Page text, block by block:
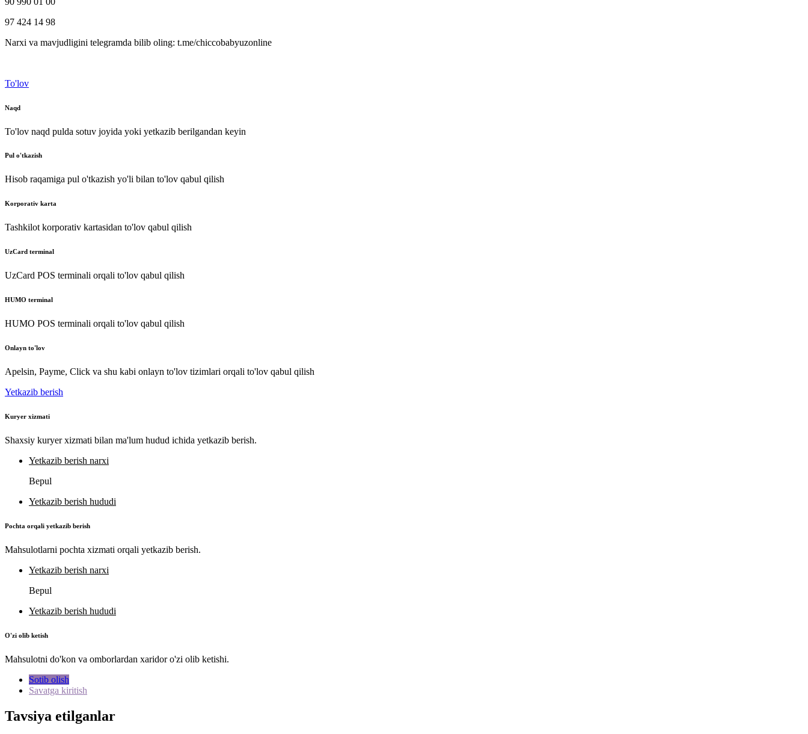
97 424 14 98
Narxi va mavjudligini telegramda bilib oling: t.me/chiccobabyuzonline
To'lov
Naqd
To'lov naqd pulda sotuv joyida yoki yetkazib berilgandan keyin
Pul o'tkazish
Hisob raqamiga pul o'tkazish yo'li bilan to'lov qabul qilish
Korporativ karta
Tashkilot korporativ kartasidan to'lov qabul qilish
UzCard terminal
UzCard POS terminali orqali to'lov qabul qilish
HUMO terminal
HUMO POS terminali orqali to'lov qabul qilish
Onlayn to'lov
Apelsin, Payme, Click va shu kabi onlayn to'lov tizimlari orqali to'lov qabul qilish
Yetkazib berish
Kuryer xizmati
Shaxsiy kuryer xizmati bilan ma'lum hudud ichida yetkazib berish.
Yetkazib berish narxi
Bepul
Yetkazib berish hududi
Pochta orqali yetkazib berish
Mahsulotlarni pochta xizmati orqali yetkazib berish.
Yetkazib berish narxi
Bepul
Yetkazib berish hududi
O'zi olib ketish
Mahsulotni do'kon va omborlardan xaridor o'zi olib ketishi.
Sotib olish
Savatga kiritish
Tavsiya etilganlar